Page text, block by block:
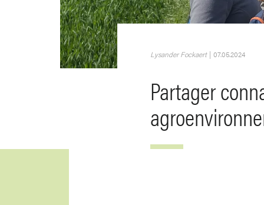
Lysander Fockaert | 07.05.2024
Partager